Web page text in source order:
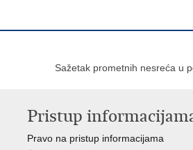
Sažetak prometnih nesreća u
Pristup
Pravo na pristup informacijama